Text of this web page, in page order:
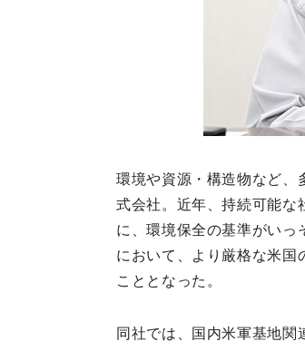
環境や資源・構造物など、
式会社。近年、持続可能な
に、環境保全の基準がいっ
において、より厳格な米国
こととなった。
同社では、国内米軍基地関